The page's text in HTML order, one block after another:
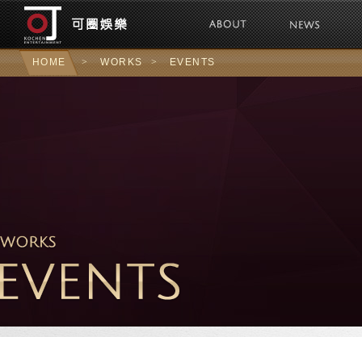
可圈娛樂
HOME > WORKS > EVENTS